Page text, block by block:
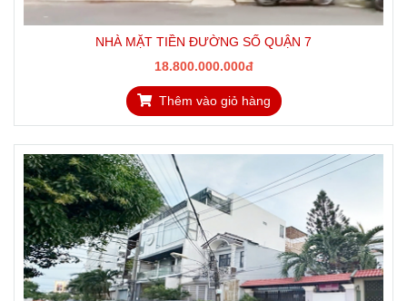
NHÀ MẶT TIỀN ĐƯỜNG SỐ QUẬN 7
18.800.000.000đ
Thêm vào giỏ hàng